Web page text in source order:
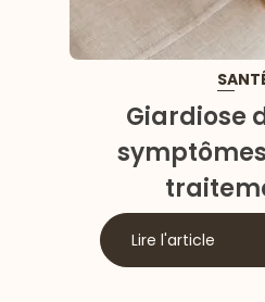
Giardiose
Lire l'article